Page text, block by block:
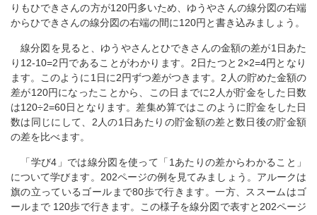
りもひできさんの方が120円多いため、ゆうやさんの線分図の右端
からひできさんの線分図の右端の間に120円と書き込みましょう。
線分図を見ると、ゆうやさんとひできさんの金額の差が1日あた
り12-10=2円であることがわかります。2日たつと2×2=4円となり
ます。このように1日に2円ずつ差がつきます。2人の貯めた金額の
差が120円になったことから、この日までに2人が貯金をした日数
は120÷2=60日となります。差集め算ではこのように貯金をした日
数は同じにして、2人の1日あたりの貯金額の差と数日後の貯金額
の差を比べます。
「学び4」では線分図を使って「1あたりの差からわかること」
について学びます。202ページの例を見てみましょう。アルークは
旗の立っているゴールまで80歩で行きます。一方、ススームはゴ
ールまで 120歩で行きます。この様子を線分図で表すと202ページ